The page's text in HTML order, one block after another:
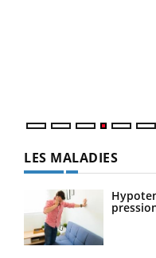
LES MALADIES